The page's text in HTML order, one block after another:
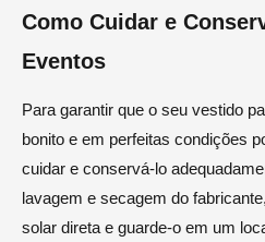
Como Cuidar e
Eventos
Para garantir que o seu vestido
bonito e em perfeitas condições
cuidar e conservá-lo
lavagem e secagem do
solar direta e guarde-o em um